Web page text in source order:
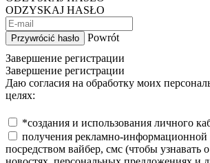
ODZYSKAJ HASŁO
Przywrócić hasło
Powrót
Завершение регистрации
Завершение регистрации
Даю согласия на обработку моих
целях:
*создания и использования личного
получения рекламно-информационной
посредством вайбер, смс (чтобы узнавать